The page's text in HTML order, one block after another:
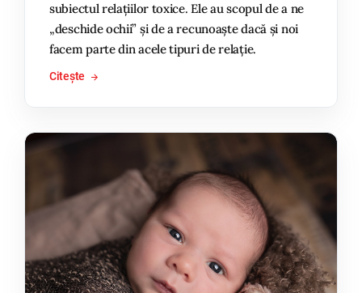
subiectul relațiilor toxice. Ele au scopul de a ne
„deschide ochii” și de a recunoaște dacă și noi
facem parte din acele tipuri de relație.
Citește